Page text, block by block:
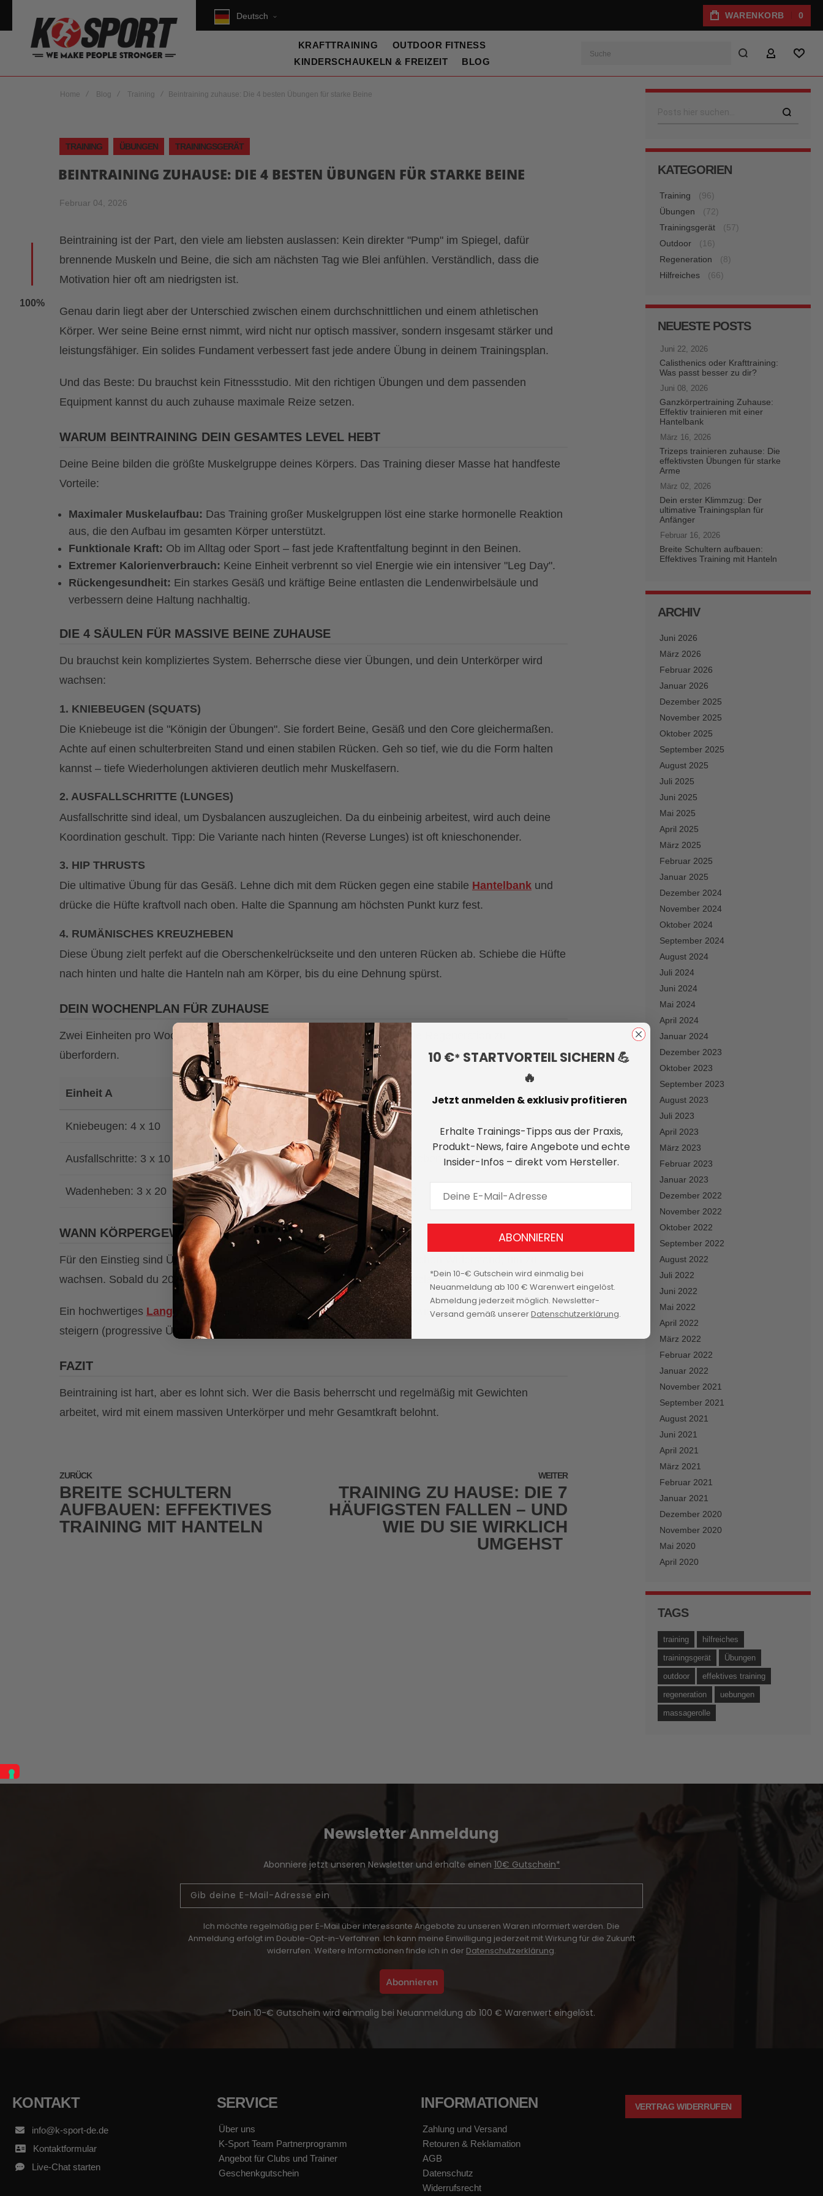
Deutsch WARENKORB 0
KRAFTTRAINING
OUTDOOR FITNESS
KINDERSCHAUKELN & FREIZEIT
BLOG
Suche
MEIN KONTO
Home Blog Training Beintraining zuhause: Die 4 besten Übungen für starke Beine
TRAINING ÜBUNGEN TRAININGSGERÄT
BEINTRAINING ZUHAUSE: DIE 4 BESTEN ÜBUNGEN FÜR STARKE BEINE
Februar 04, 2026
100%
Beintraining ist der Part, den viele am liebsten auslassen: Kein direkter "Pump" im Spiegel, dafür
brennende Muskeln und Beine, die sich am nächsten Tag wie Blei anfühlen. Verständlich, dass die
Motivation hier oft am niedrigsten ist.
Genau darin liegt aber der Unterschied zwischen einem durchschnittlichen und einem athletischen
Körper. Wer seine Beine ernst nimmt, wird nicht nur optisch massiver, sondern insgesamt stärker und
leistungsfähiger. Ein solides Fundament verbessert fast jede andere Übung in deinem Trainingsplan.
Und das Beste: Du brauchst kein Fitnessstudio. Mit den richtigen Übungen und dem passenden
Equipment kannst du auch zuhause maximale Reize setzen.
WARUM BEINTRAINING DEIN GESAMTES LEVEL HEBT
Deine Beine bilden die größte Muskelgruppe deines Körpers. Das Training dieser Masse hat handfeste
Vorteile:
Maximaler Muskelaufbau: Das Training großer Muskelgruppen löst eine starke hormonelle Reaktion
aus, die den Aufbau im gesamten Körper unterstützt.
Funktionale Kraft: Ob im Alltag oder Sport – fast jede Kraftentfaltung beginnt in den Beinen.
Extremer Kalorienverbrauch: Keine Einheit verbrennt so viel Energie wie ein intensiver "Leg Day".
Rückengesundheit: Ein starkes Gesäß und kräftige Beine entlasten die Lendenwirbelsäule und
verbessern deine Haltung nachhaltig.
DIE 4 SÄULEN FÜR MASSIVE BEINE ZUHAUSE
Du brauchst kein kompliziertes System. Beherrsche diese vier Übungen, und dein Unterkörper wird
wachsen:
1. KNIEBEUGEN (SQUATS)
Die Kniebeuge ist die "Königin der Übungen". Sie fordert Beine, Gesäß und den Core gleichermaßen.
Achte auf einen schulterbreiten Stand und einen stabilen Rücken. Geh so tief, wie du die Form halten
kannst – tiefe Wiederholungen aktivieren deutlich mehr Muskelfasern.
2. AUSFALLSCHRITTE (LUNGES)
Ausfallschritte sind ideal, um Dysbalancen auszugleichen. Da du einbeinig arbeitest, wird auch deine
Koordination geschult. Tipp: Die Variante nach hinten (Reverse Lunges) ist oft knieschonender.
3. HIP THRUSTS
Die ultimative Übung für das Gesäß. Lehne dich mit dem Rücken gegen eine stabile Hantelbank und
drücke die Hüfte kraftvoll nach oben. Halte die Spannung am höchsten Punkt kurz fest.
4. RUMÄNISCHES KREUZHEBEN
Diese Übung zielt perfekt auf die Oberschenkelrückseite und den unteren Rücken ab. Schiebe die Hüfte
nach hinten und halte die Hanteln nah am Körper, bis du eine Dehnung spürst.
DEIN WOCHENPLAN FÜR ZUHAUSE
Zwei Einheiten pro Woche sind ideal, um Fortschritte zu erzielen, ohne die Regeneration zu
überfordern.
Einheit A Einheit B
Kniebeugen: 4 x 10 Hip Thrusts: 4 x 12
Ausfallschritte: 3 x 10 (pro Bein) Rumänisches Kreuzheben: 4 x 10
Wadenheben: 3 x 20 Ausfallschritte: 3 x 12
WANN KÖRPERGEWICHTSTRAINING NICHT MEHR REICHT
Für den Einstieg sind Übungen ohne Gewichte super. Aber: Muskeln brauchen Widerstand, um zu
wachsen. Sobald du 20 Kniebeugen locker schaffst, wird es Zeit für Zusatzlast.
Ein hochwertiges Langhantel-Set für zuhause
ermöglicht es dir, das Gewicht Woche für Woche zu
steigern (progressive Überlastung) – der einzige Weg zu echtem Erfolg.
FAZIT
Beintraining ist hart, aber es lohnt sich. Wer die Basis beherrscht und regelmäßig mit Gewichten
arbeitet, wird mit einem massiven Unterkörper und mehr Gesamtkraft belohnt.
ZURÜCK
BREITE SCHULTERN
AUFBAUEN: EFFEKTIVES
TRAINING MIT HANTELN
WEITER
TRAINING ZU HAUSE: DIE 7
HÄUFIGSTEN FALLEN – UND
WIE DU SIE WIRKLICH
UMGEHST
KATEGORIEN
Training
(96)
Übungen
(72)
Trainingsgerät
(57)
Outdoor
(16)
Regeneration
(8)
Hilfreiches
(66)
NEUESTE POSTS
Juni 22, 2026
Calisthenics oder Krafttraining:
Was passt besser zu dir?
Juni 08, 2026
Ganzkörpertraining Zuhause:
Effektiv trainieren mit einer
Hantelbank
März 16, 2026
Trizeps trainieren zuhause: Die
effektivsten Übungen für starke
Arme
März 02, 2026
Dein erster Klimmzug: Der
ultimative Trainingsplan für
Anfänger
Februar 16, 2026
Breite Schultern aufbauen:
Effektives Training mit Hanteln
ARCHIV
Juni 2026
März 2026
Februar 2026
Januar 2026
Dezember 2025
November 2025
Oktober 2025
September 2025
August 2025
Juli 2025
Juni 2025
Mai 2025
April 2025
März 2025
Februar 2025
Januar 2025
Dezember 2024
November 2024
Oktober 2024
September 2024
August 2024
Juli 2024
Juni 2024
Mai 2024
April 2024
Januar 2024
Dezember 2023
Oktober 2023
September 2023
August 2023
Juli 2023
April 2023
März 2023
Februar 2023
Januar 2023
Dezember 2022
November 2022
Oktober 2022
September 2022
August 2022
Juli 2022
Juni 2022
Mai 2022
April 2022
März 2022
Februar 2022
Januar 2022
November 2021
September 2021
August 2021
Juni 2021
April 2021
März 2021
Februar 2021
Januar 2021
Dezember 2020
November 2020
Mai 2020
April 2020
TAGS
training
hilfreiches
trainingsgerät
Übungen
outdoor
effektives training
regeneration
uebungen
massagerolle
Newsletter Anmeldung
Abonniere jetzt unseren Newsletter und erhalte einen 10€ Gutschein*
Email
Ich möchte regelmäßig per E-Mail über interessante Angebote zu unseren Waren informiert werden. Die
Anmeldung erfolgt im Double-Opt-in-Verfahren. Ich kann meine Einwilligung jederzeit mit Wirkung für die Zukunft
widerrufen. Weitere Informationen finde ich in der Datenschutzerklärung.
Abonnieren
*Dein 10-€ Gutschein wird einmalig bei Neuanmeldung ab 100 € Warenwert eingelöst.
KONTAKT
info@k-sport-de.de
Kontaktformular
Live-Chat starten
SERVICE
Über uns
K-Sport Team Partnerprogramm
Angebot für Clubs und Trainer
Geschenkgutschein
INFORMATIONEN
Zahlung und Versand
Retouren & Reklamation
AGB
Datenschutz
Widerrufsrecht
VERTRAG WIDERRUFEN
10 €* STARTVORTEIL SICHERN 💪
🔥
Jetzt anmelden & exklusiv profitieren
Erhalte Trainings-Tipps aus der Praxis,
Produkt-News, faire Angebote und echte
Insider-Infos – direkt vom Hersteller.
E-Mail Adresse
ABONNIEREN
*Dein 10-€ Gutschein wird einmalig bei
Neuanmeldung ab 100 € Warenwert eingelöst.
Abmeldung jederzeit möglich. Newsletter-
Versand gemäß unsererDatenschutzerklärung.